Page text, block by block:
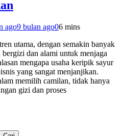
ago9 bulan ago06 mins
utama, dengan semakin banyak
dan alami untuk menjaga
mengapa usaha keripik sayur
yang sangat menjanjikan.
memilih camilan, tidak hanya
gizi dan proses